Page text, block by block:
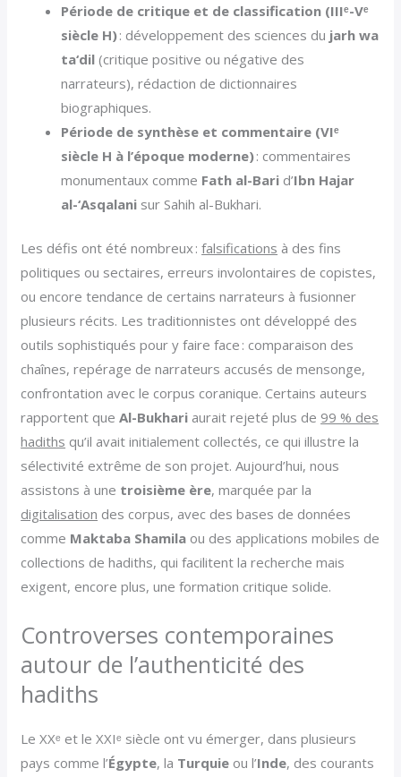
Période de critique et de classification (IIIᵉ-Vᵉ
siècle H): développement des sciences du jarh wa
ta‘dil (critique positive ou négative des
narrateurs), rédaction de dictionnaires
biographiques.
Période de synthèse et commentaire (VIᵉ
siècle H à l’époque moderne): commentaires
monumentaux comme Fath al-Bari d’Ibn Hajar
al-‘Asqalani sur Sahih al-Bukhari.
Les défis ont été nombreux :falsifications à des fins
politiques ou sectaires, erreurs involontaires de copistes,
ou encore tendance de certains narrateurs à fusionner
plusieurs récits. Les traditionnistes ont développé des
outils sophistiqués pour y faire face : comparaison des
chaînes, repérage de narrateurs accusés de mensonge,
confrontation avec le corpus coranique. Certains auteurs
rapportent queAl-Bukhari aurait rejeté plus de 99 % des
hadiths qu’il avait initialement collectés, ce qui illustre la
sélectivité extrême de son projet. Aujourd’hui, nous
assistons à une troisième ère, marquée par la
digitalisation des corpus, avec des bases de données
comme Maktaba Shamila ou des applications mobiles de
collections de hadiths, qui facilitent la recherche mais
exigent, encore plus, une formation critique solide.
Controverses contemporaines
autour de l’authenticité des
hadiths
Le XXᵉ et le XXIᵉ siècle ont vu émerger, dans plusieurs
pays comme l’Égypte, la Turquie ou l’Inde, des courants